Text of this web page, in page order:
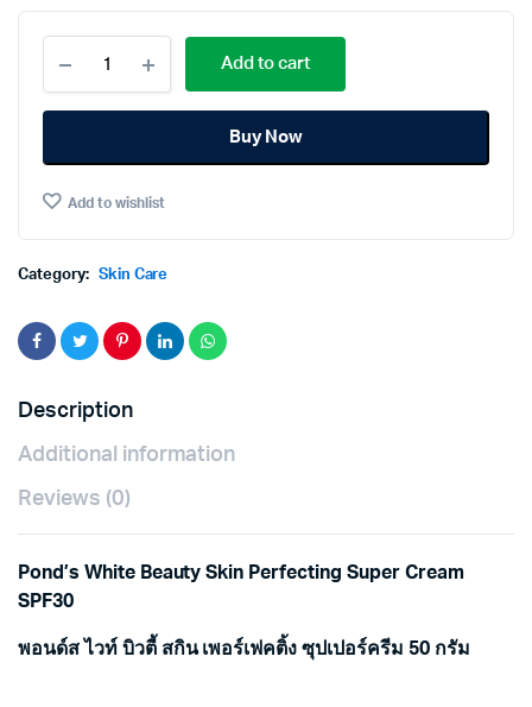
White
Beauty
Super
(E)50g.
ด์ส
ซุปเปอร์
quantity
Add to cart
Buy Now
Add to wishlist
Category: Skin Care
Description
Additional information
Reviews (0)
Pond’s White Beauty Skin Perfecting Super Cream
SPF30
พอนด์ส ไวท์ บิวตี้ สกิน เพอร์เฟคติ้ง ซุปเปอร์ครีม 50 กรัม